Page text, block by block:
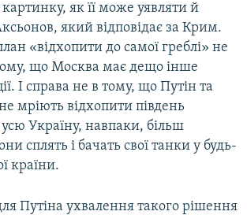
як її може уявляти й
який відповідає за Крим.
«відхопити до самої греблі» не
що Москва має дещо інше
І справа не в тому, що Путін та
мріють відхопити південь
Україну, навпаки, більш
сплять і бачать свої танки у будь-
країни.
Путіна ухвалення такого рішення